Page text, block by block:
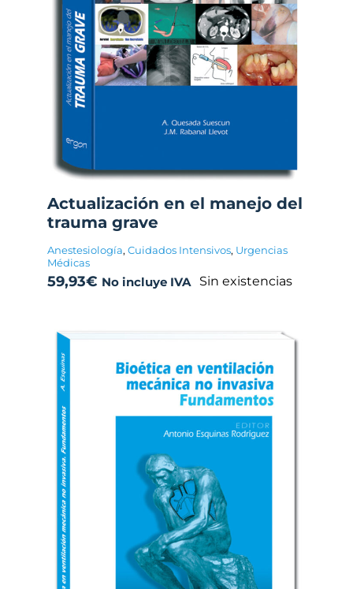
Actualización en el manejo del
trauma grave
Anestesiología, Cuidados Intensivos, Urgencias
Médicas
59,93€ No incluye IVA Sin existencias